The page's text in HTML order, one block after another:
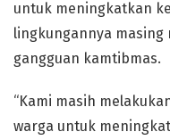
untuk meningkatkan
lingkungannya masing
gangguan kamtibmas.
“Kami masih
warga untuk